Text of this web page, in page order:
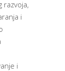
razvoja,
i
i